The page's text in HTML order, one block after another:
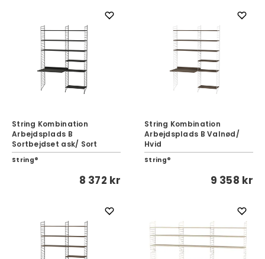
String Kombination
Arbejdsplads B
Sortbejdset ask/ Sort
String®
8 372 kr
String Kombination
Arbejdsplads B Valnød/
Hvid
String®
9 358 kr